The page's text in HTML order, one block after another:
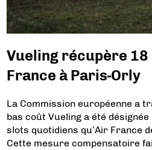
Vueling récupère 18
France à Paris-Orly
La Commission européenne a
bas coût Vueling a été
slots quotidiens qu’Air France
Cette mesure compensatoire